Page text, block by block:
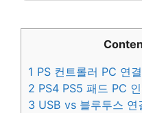
1 PS 컨트롤러 PC 연
2 PS4 PS5 패드 PC
3 USB vs 블루투스 연